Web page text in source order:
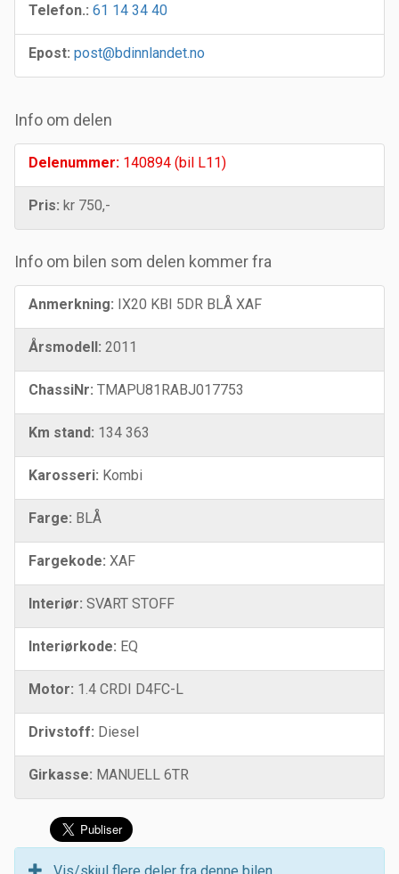
Telefon.: 61 14 34 40
Epost: post@bdinnlandet.no
Info om delen
Delenummer: 140894 (bil L11)
Pris: kr 750,-
Info om bilen som delen kommer fra
Anmerkning: IX20 KBI 5DR BLÅ XAF
Årsmodell: 2011
ChassiNr: TMAPU81RABJ017753
Km stand: 134 363
Karosseri: Kombi
Farge: BLÅ
Fargekode: XAF
Interiør: SVART STOFF
Interiørkode: EQ
Motor: 1.4 CRDI D4FC-L
Drivstoff: Diesel
Girkasse: MANUELL 6TR